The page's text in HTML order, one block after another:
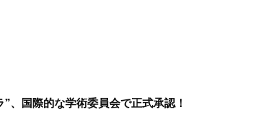
、国際的な学術委員会で正式承認！